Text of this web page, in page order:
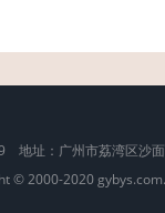
地址：广州市荔湾区沙
© 2000-2020